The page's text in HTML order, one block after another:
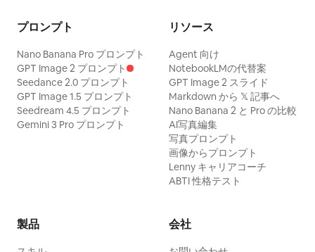
プロンプト
Nano Banana Pro プロンプト
GPT Image 2 プロンプト
Seedance 2.0 プロンプト
GPT Image 1.5 プロンプト
Seedream 4.5 プロンプト
Gemini 3 Pro プロンプト
リソース
Agent 向け
NotebookLMの代替案
GPT Image 2 スライド
Markdown から 𝕏 記事へ
Nano Banana 2 と Pro の比較
AI写真編集
写真プロンプト
画像からプロンプト
Lenny キャリアコーチ
ABTI 性格テスト
製品 会社